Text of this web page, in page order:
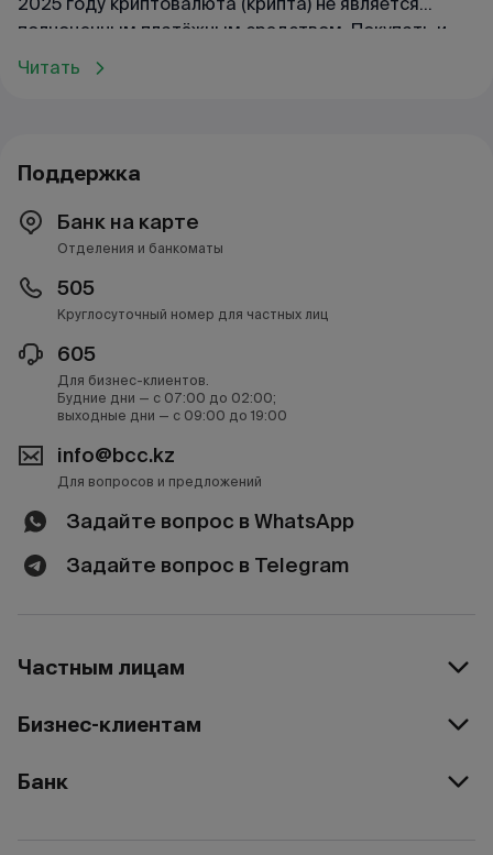
полноценным платёжным средством. Покупать и
продавать цифровую валюту можно, но только
Нацбанка разрабатывают поправки в закон,
которые позволят совершать операции с
криптовалютой официально.
Читать
Поддержка
Банк на карте
Отделения и банкоматы
505
Круглосуточный номер для частных лиц
605
Для бизнес-клиентов.
Будние дни — с 07:00 до 02:00;
выходные дни — с 09:00 до 19:00
info@bcc.kz
Для вопросов и предложений
Задайте вопрос в WhatsApp
Задайте вопрос в Telegram
Частным лицам
Бизнес-клиентам
Банк